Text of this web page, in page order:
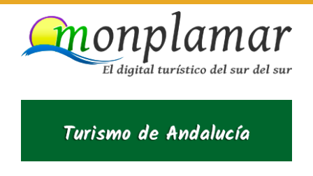
Skip
content